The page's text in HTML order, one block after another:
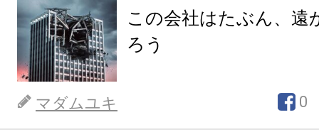
この会社はたぶん、遠
ろう
マダムユキ 0